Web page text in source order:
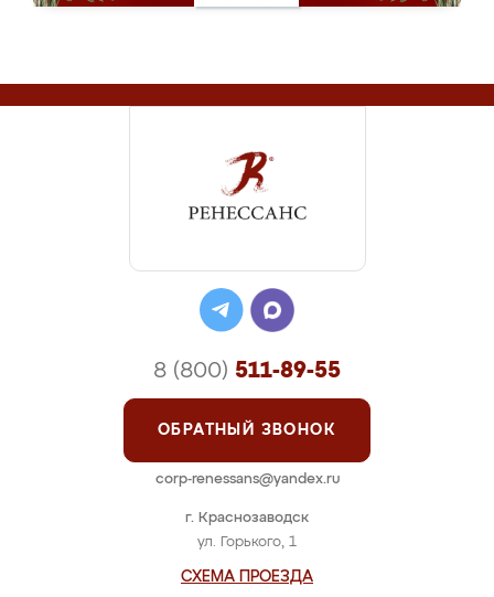
г. Краснозаводск
ул. Горького, 1
СХЕМА ПРОЕЗДА
8 (800) 511-89-55
ОБРАТНЫЙ ЗВОНОК
corp-renessans@yandex.ru